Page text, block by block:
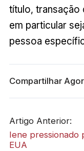
título, transação
em particular
pessoa
Compartilhar
Artigo Anterior:
​Iene pressionado
EUA